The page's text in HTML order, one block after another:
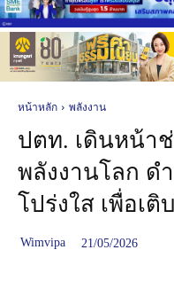
หน้าหลัก พลังงาน
ปตท. เดินหน้า
พลังงานโลก ด
โปร่งใส เพื่อเ
Wimvipa 21/05/2026